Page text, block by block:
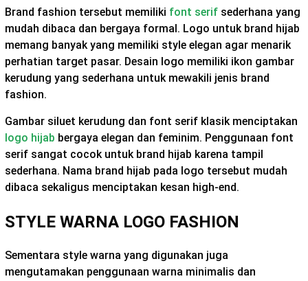
Brand fashion tersebut memiliki font serif sederhana yang
mudah dibaca dan bergaya formal. Logo untuk brand hijab
memang banyak yang memiliki style elegan agar menarik
perhatian target pasar. Desain logo memiliki ikon gambar
kerudung yang sederhana untuk mewakili jenis brand
fashion.
Gambar siluet kerudung dan font serif klasik menciptakan
logo hijab bergaya elegan dan feminim. Penggunaan font
serif sangat cocok untuk brand hijab karena tampil
sederhana. Nama brand hijab pada logo tersebut mudah
dibaca sekaligus menciptakan kesan high-end.
STYLE WARNA LOGO FASHION
Sementara style warna yang digunakan juga
mengutamakan penggunaan warna minimalis dan